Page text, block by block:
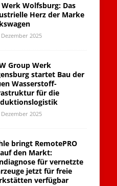
Werk Wolfsburg: Das
Herz der Marke
Dezember 2025
Group Werk
startet Bau der
Wasserstoff-
für die
Dezember 2025
bringt RemotePRO
den Markt:
für vernetzte
jetzt für freie
verfügbar